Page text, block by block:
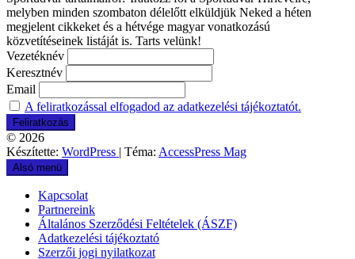
melyben minden szombaton délelőtt elküldjük Neked a héten
megjelent cikkeket és a hétvége magyar vonatkozású
közvetítéseinek listáját is. Tarts velünk!
Vezetéknév
Keresztnév
Email
A feliratkozással elfogadod az adatkezelési tájékoztatót.
© 2026
Készítette: WordPress | Téma: AccessPress Mag
Alsó menü
Kapcsolat
Partnereink
Általános Szerződési Feltételek (ÁSZF)
Adatkezelési tájékoztató
Szerzői jogi nyilatkozat